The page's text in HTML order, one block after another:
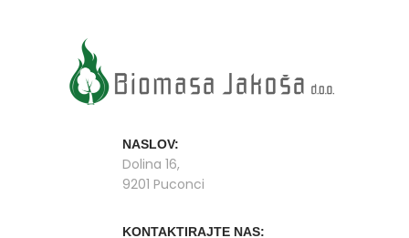
NASLOV:
Dolina 16,
9201 Puconci
KONTAKTIRAJTE NAS: